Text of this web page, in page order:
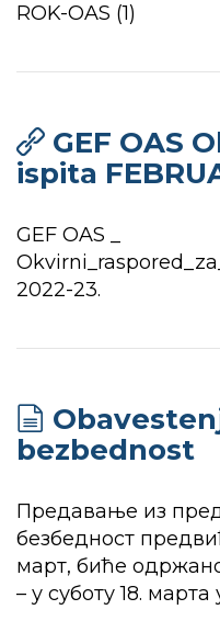
ROK-OAS (1)
GEF OAS
ispita
GEF OAS _
2022-23.
bezbednost
Предавање из
безбедност
март, биће
– у суботу 18. марта